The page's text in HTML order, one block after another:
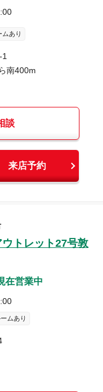
ムあり
南400m
談
来店予約
ウトレット27号敦
在営業中
ムあり